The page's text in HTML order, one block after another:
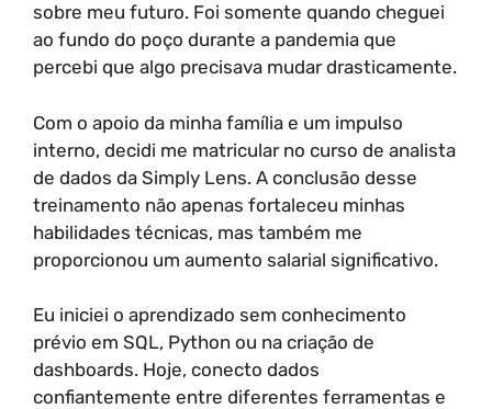
sobre meu futuro. Foi somente quando cheguei
ao fundo do poço durante a pandemia que
percebi que algo precisava mudar drasticamente.
Com o apoio da minha família e um impulso
interno, decidi me matricular no curso de analista
de dados da Simply Lens. A conclusão desse
treinamento não apenas fortaleceu minhas
habilidades técnicas, mas também me
proporcionou um aumento salarial significativo.
Eu iniciei o aprendizado sem conhecimento
prévio em SQL, Python ou na criação de
dashboards. Hoje, conecto dados
confiantemente entre diferentes ferramentas e